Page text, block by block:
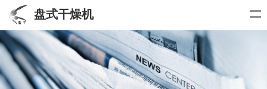
盘式干燥机